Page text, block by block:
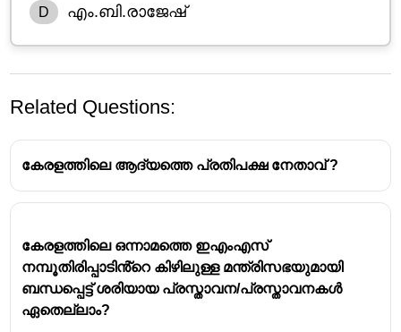
D എം.ബി.രാജേഷ്
ഡെപ്യൂട്ടി സ്പീക്കർ:നിലവിലെ കേരള
നിയമസഭാ ഡെപ്യൂട്ടി സ്പീക്കർഷാനിമോൾ
ഉസ്മാൻ ആണ്.
മുൻ സ്പീക്കർ:
Related Questions:
കേരളത്തിലെ ആദ്യത്തെ പ്രതിപക്ഷ നേതാവ് ?
കേരളത്തിലെ ഒന്നാമത്തെ ഇഎംഎസ്
നമ്പൂതിരിപ്പാടിൻ്റെ കിഴിലുള്ള മന്ത്രിസഭയുമായി
ബന്ധപ്പെട്ട് ശരിയായ പ്രസ്താവന/പ്രസ്താവനകൾ
ഏതെല്ലാം?